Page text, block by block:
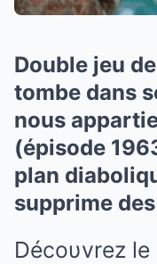
Double jeu
tombe dans
nous
(épisode
plan
supprime
Décoυvrez